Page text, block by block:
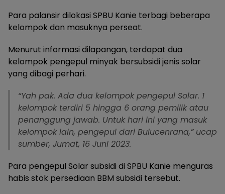
Para palansir dilokasi SPBU Kanie terbagi beberapa
kelompok dan masuknya perseat.
Menurut informasi dilapangan, terdapat dua
kelompok pengepul minyak bersubsidi jenis solar
yang dibagi perhari.
“Yah pak. Ada dua kelompok pengepul Solar. 1
kelompok terdiri 5 hingga 6 orang pemilik atau
penanggung jawab. Untuk hari ini yang masuk
kelompok lain, pengepul dari Bulucenrana,” ucap
sumber, Jumat, 16 Juni 2023.
Para pengepul Solar subsidi di SPBU Kanie menguras
habis stok persediaan BBM subsidi tersebut.